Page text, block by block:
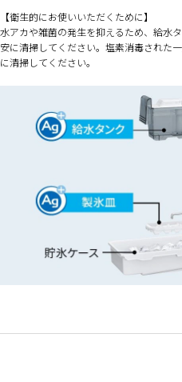
【衛生的にお使いいただくために】
水アカや雑菌の発生を抑えるため、給水
安に清掃してください。塩素消毒された
に清掃してください。